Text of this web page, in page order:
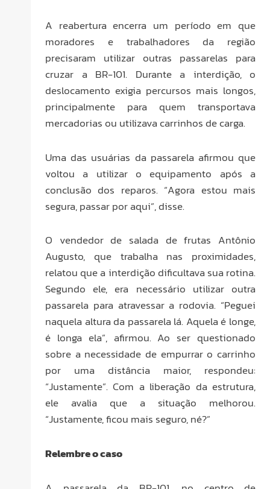
A reabertura encerra um período em que
moradores e trabalhadores da região
precisaram utilizar outras passarelas para
cruzar a BR-101. Durante a interdição, o
deslocamento exigia percursos mais longos,
principalmente para quem transportava
mercadorias ou utilizava carrinhos de carga.
Uma das usuárias da passarela afirmou que
voltou a utilizar o equipamento após a
conclusão dos reparos. “Agora estou mais
segura, passar por aqui”, disse.
O vendedor de salada de frutas Antônio
Augusto, que trabalha nas proximidades,
relatou que a interdição dificultava sua rotina.
Segundo ele, era necessário utilizar outra
passarela para atravessar a rodovia. “Peguei
naquela altura da passarela lá. Aquela é longe,
é longa ela”, afirmou. Ao ser questionado
sobre a necessidade de empurrar o carrinho
por uma distância maior, respondeu:
“Justamente”. Com a liberação da estrutura,
ele avalia que a situação melhorou.
“Justamente, ficou mais seguro, né?”
Relembre o caso